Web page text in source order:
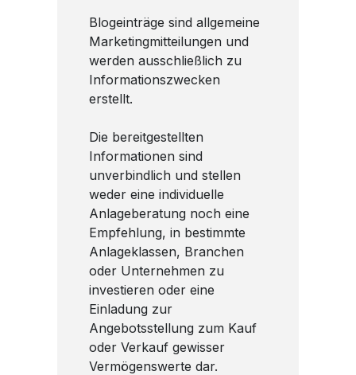
Blogeinträge sind allgemeine
Marketingmitteilungen und
werden ausschließlich zu
Informationszwecken
erstellt.
Die bereitgestellten
Informationen sind
unverbindlich und stellen
weder eine individuelle
Anlageberatung noch eine
Empfehlung, in bestimmte
Anlageklassen, Branchen
oder Unternehmen zu
investieren oder eine
Einladung zur
Angebotsstellung zum Kauf
oder Verkauf gewisser
Vermögenswerte dar.